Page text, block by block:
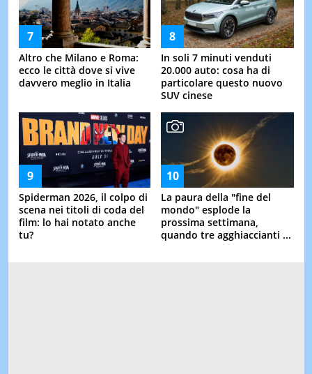
Altro che Milano e Roma:
ecco le città dove si vive
davvero meglio in Italia
In soli 7 minuti venduti
20.000 auto: cosa ha di
particolare questo nuovo
SUV cinese
Spiderman 2026, il colpo di
scena nei titoli di coda del
film: lo hai notato anche
tu?
La paura della "fine del
mondo" esplode la
prossima settimana,
quando tre agghiaccianti ...